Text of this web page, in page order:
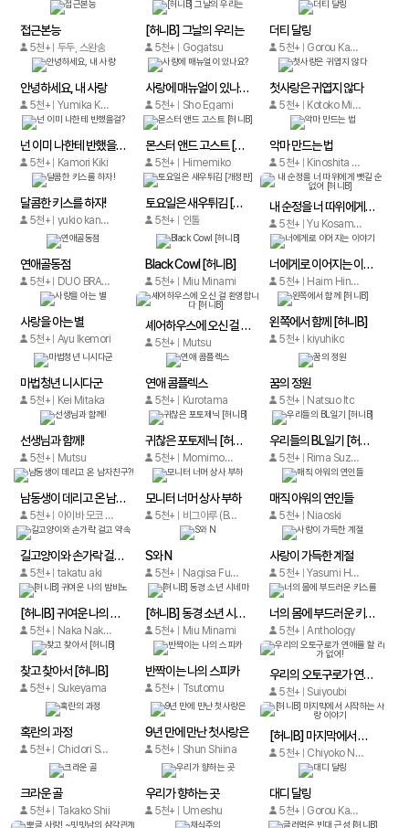
접근본능
5천+ 두두, 스완송
[허니B] 그날의 우리는
5천+ Gogatsu
더티 달링
5천+ Gorou Kanbe
안녕하세요, 내 사랑
5천+ Yumika Kanade
사랑에 매뉴얼이 있나요?
5천+ Sho Egami
첫사랑은 귀엽지 않다
5천+ Kotoko Miroku
넌 이미 나한테 반했을걸?
5천+ Kamori Kiki
몬스터 앤드 고스트 [허니B]
5천+ Himemiko
악마 만드는 법
5천+ Kinoshita Sakura
달콤한 키스를 하자!
5천+ yukio kanesada
토요일은 새우튀김 [개정판]
5천+ 인톨
내 순정을 너 따위에게 뺏길 순 없어 [허니B]
5천+ Yu Kosameda
연애골동점
5천+ DUO BRAND.
Black Cowl [허니B]
5천+ Miu Minami
너에게로 이어지는 이야기
5천+ Haim Hinode
사랑을 아는 별
5천+ Ayu Ikemori
셰어하우스에 오신 걸 환영합니다 [허니B]
5천+ Mutsu
왼쪽에서 함께 [허니B]
5천+ kiyuhiko
마법청년 니시다군
5천+ Kei Mitaka
연애 콤플렉스
5천+ Kurotama
꿈의 정원
5천+ Natsuo Ito
선생님과 함께!
5천+ Mutsu
귀찮은 포토제닉 [허니B]
5천+ Momimomiji
우리들의 BL일기 [허니B]
5천+ Rima Suzuki
남동생이 데리고 온 남자친구?!
5천+ 아이바 모코 (Aiba Moko)
모니터 너머 상사 부하
5천+ 비그아루 (BIGR)
매직 아워의 연인들
5천+ Niaoski
길고양이와 손가락 걸고 약속
5천+ takatu aki
S와 N
5천+ Nagisa Furuya
사랑이 가득한 계절
5천+ Yasumi Hazaki
[허니B] 귀여운 나의 밤비노
5천+ Naka Nakaoka
[허니B] 동경 소년 시네마
5천+ Miu Minami
너의 몸에 부드러운 키스를
5천+ Anthology
찾고 찾아서 [허니B]
5천+ Sukeyama
반짝이는 나의 스피카
5천+ Tsutomu
우리의 오토구로가 연애를 할 리가 없어!
5천+ Suiyoubi
혹란의 과정
5천+ Chidori Sato
9년 만에 만난 첫사랑은
5천+ Shun Shiina
[허니B] 마지막에서 시작하는 사랑 이야기
5천+ Chiyoko Numa
크라운 골
5천+ Takako Shii
우리가 향하는 곳
5천+ Umeshu
대디 달링
5천+ Gorou Kanbe